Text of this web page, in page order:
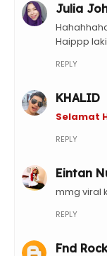
Julia
Haippp
REPLY
KHALID
Selamat
REPLY
Eintan
mmg viral
REPLY
Fnd